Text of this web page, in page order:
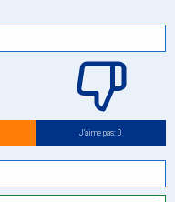
J’aime pas: 0